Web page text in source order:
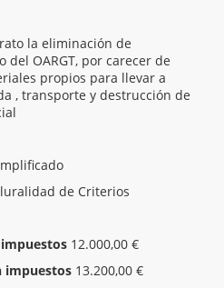
la eliminación de
OARGT, por carecer de
propios para llevar a
, transporte y destrucción de
de Criterios
12.000,00 €
impuestos 13.200,00 €